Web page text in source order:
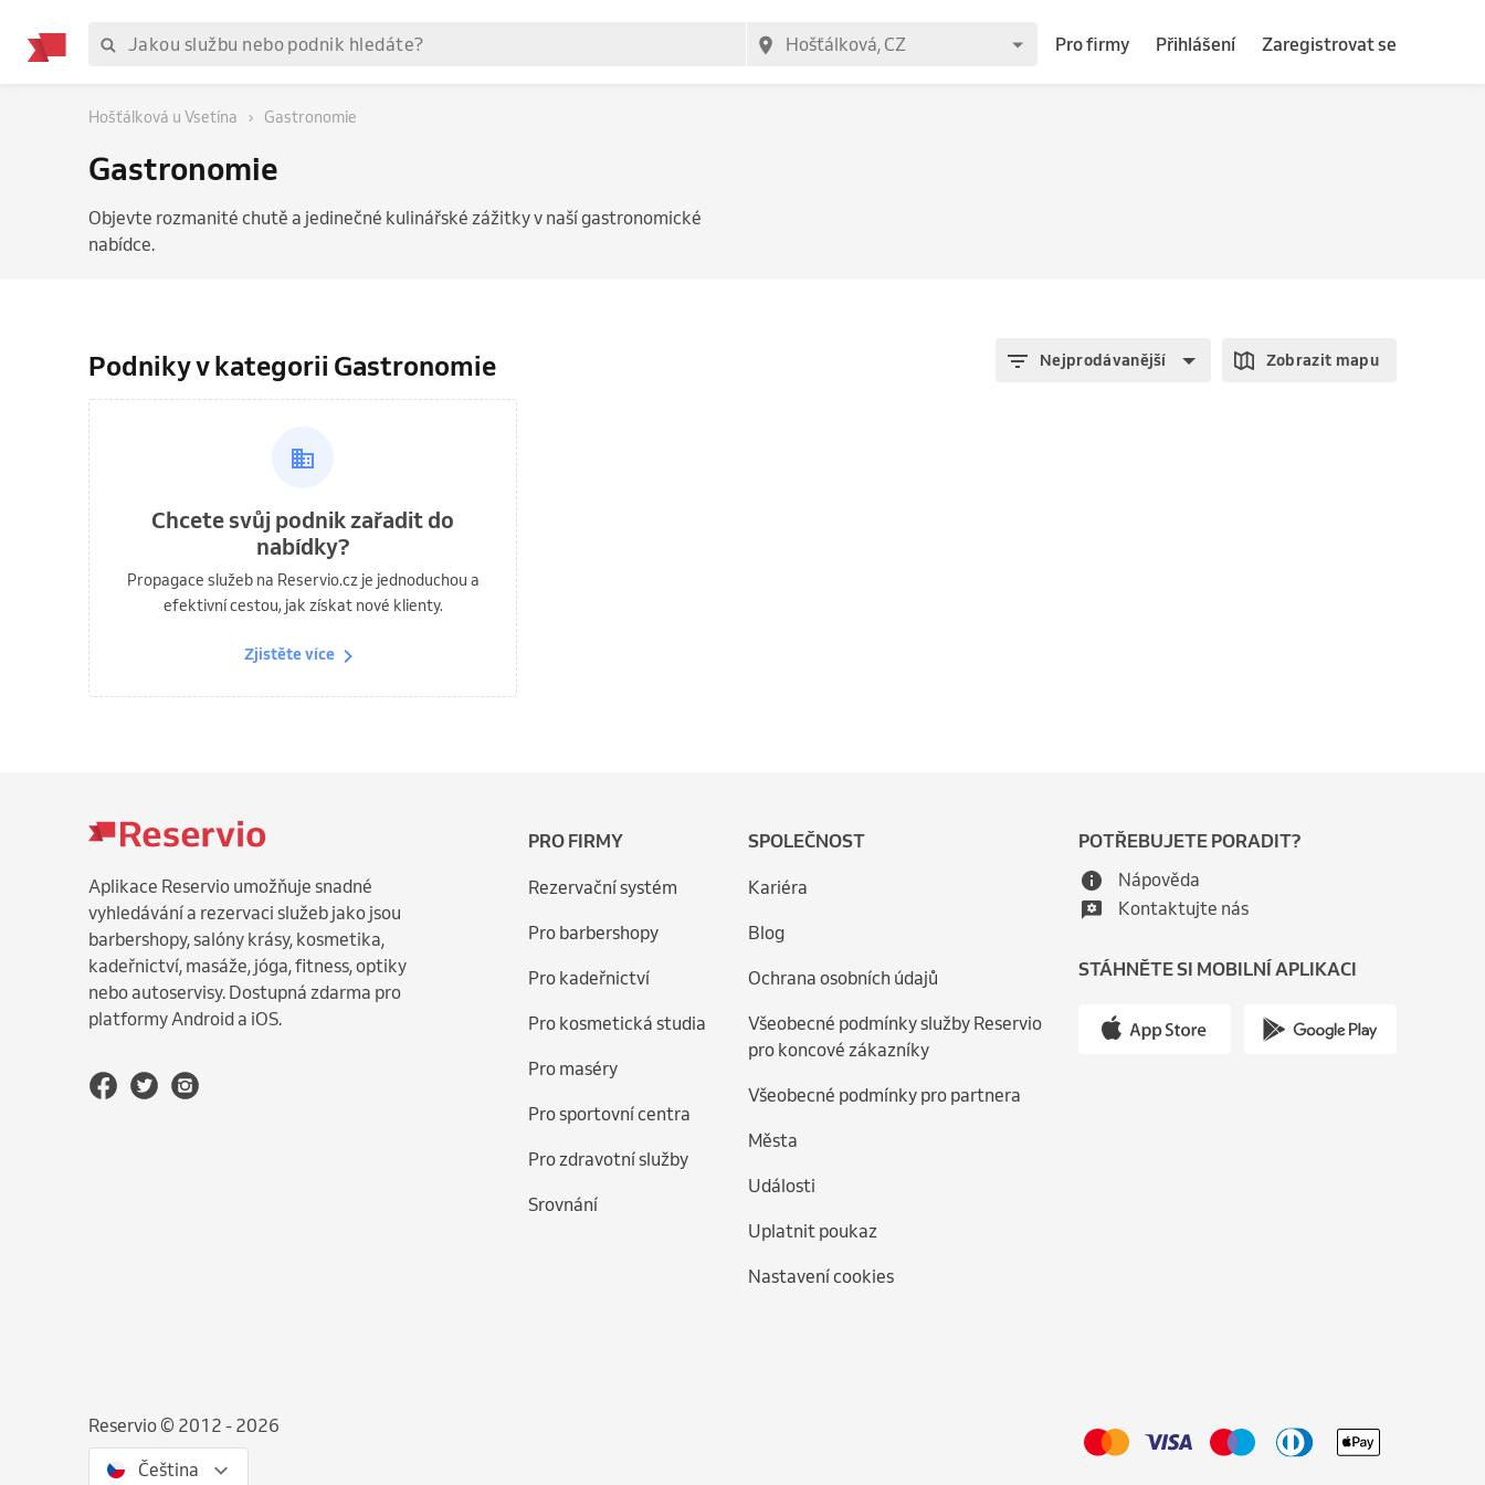
Pro firmy Přihlášení Zaregistrovat se
Hošťálková u Vsetína Gastronomie
Gastronomie
Objevte rozmanité chutě a jedinečné kulinářské zážitky v naší gastronomické
nabídce.
Podniky v kategorii Gastronomie Nejprodávanější Zobrazit mapu
Chcete svůj podnik zařadit do
nabídky?
Propagace služeb na Reservio.cz je jednoduchou a
efektivní cestou, jak získat nové klienty.
Zjistěte více
Aplikace Reservio umožňuje snadné
vyhledávání a rezervaci služeb jako jsou
barbershopy, salóny krásy, kosmetika,
kadeřnictví, masáže, jóga, fitness, optiky
nebo autoservisy. Dostupná zdarma pro
platformy Android a iOS.
PRO FIRMY
Rezervační systém
Pro barbershopy
Pro kadeřnictví
Pro kosmetická studia
Pro maséry
Pro sportovní centra
Pro zdravotní služby
Srovnání
SPOLEČNOST
Kariéra
Blog
Ochrana osobních údajů
Všeobecné podmínky služby Reservio
pro koncové zákazníky
Všeobecné podmínky pro partnera
Města
Události
Uplatnit poukaz
Nastavení cookies
POTŘEBUJETE PORADIT?
Nápověda
Kontaktujte nás
STÁHNĚTE SI MOBILNÍ APLIKACI
Reservio © 2012 - 2026
Čeština